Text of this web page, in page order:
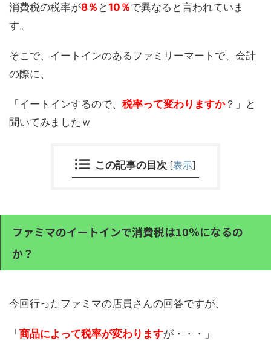
消費税の税率が8％ と10％で異なると言われていま
す。
そこで、イートインのあるファミリーマートで、会計
の際に、
「イートインするので、 税率って変わりますか？」と
聞いてみましたｗ
この記事の目次 [表示]
ファミマのイートインで消費税は10％になるの
か？
今回行ったファミマの店員さんの回答ですが、
「商品によって税率が変わりますが・・・」